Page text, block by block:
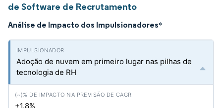
de Software de Recrutamento
Análise de Impacto dos Impulsionadores*
Adoção de nuvem em primeiro lugar nas pilhas de
tecnologia de RH
+1.8%